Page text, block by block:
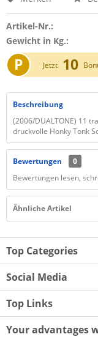
Artikel-Nr.:
Gewicht in Kg.:
P Jetzt 10
Beschreibung
(2006/DUALTONE) 11
druckvolle Honky Tonk
Bewertungen
0
Bewertungen lesen,
Ähnliche Artikel
Top Categories
Social Media
Top Links
Your advantages